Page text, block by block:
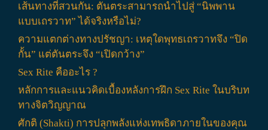
เส้นทางที่สวนกัน: ตันตระสามารถนำไปสู่ “นิพพาน
แบบเถรวาท” ได้จริงหรือไม่?
ความแตกต่างทางปรัชญา: เหตุใดพุทธเถรวาทจึง “ปิด
กั้น” แต่ตันตระจึง “เปิดกว้าง”
Sex Rite คืออะไร ?
หลักการและแนวคิดเบื้องหลังการฝึก Sex Rite ในบริบท
ทางจิตวิญญาณ
ศักติ (Shakti) การปลุกพลังแห่งเทพธิดาภายในของคุณ